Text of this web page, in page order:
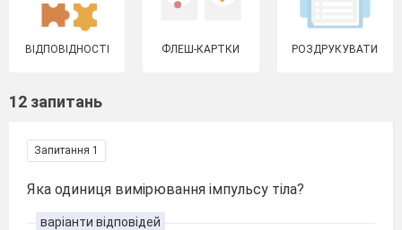
ВІДПОВІДНОСТІ ФЛЕШ-КАРТКИ РОЗДРУКУВАТИ
12 запитань
Запитання 1
Яка одиниця вимірювання імпульсу тіла?
варіанти відповідей